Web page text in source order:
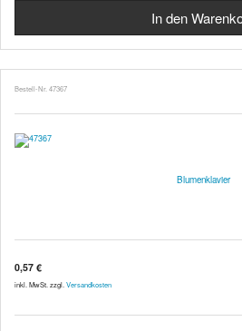
Bestell-Nr. 47367
Blumenklavier
0,57 €
inkl. MwSt. zzgl. Versandkosten